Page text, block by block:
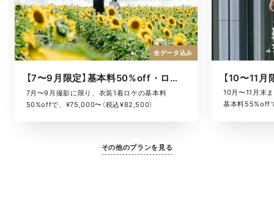
【7〜9月限定】基本料50%off・ロケキャンペーン
7月〜9月撮影に限り、衣装1着ロケの基本料
50%offで、¥75,000〜（税込¥82,500）
全データ込み
10月〜11月末
基本料55%off
その他のプランを見る